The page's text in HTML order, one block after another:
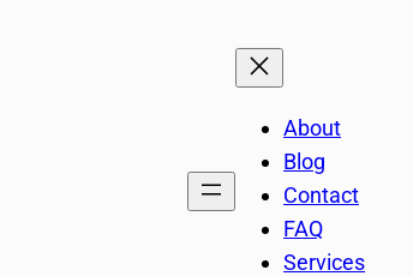
About
Blog
Contact
FAQ
Services